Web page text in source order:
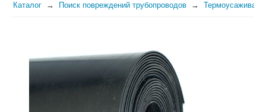
Каталог Поиск повреждений трубопроводов